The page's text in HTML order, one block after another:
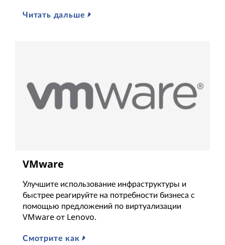
Читать дальше
VMware
Улучшите использование инфраструктуры и
быстрее реагируйте на потребности бизнеса с
помощью предложений по виртуализации
VMware от Lenovo.
Смотрите как